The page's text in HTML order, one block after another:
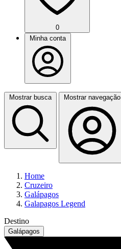
0
Minha conta
Mostrar busca Mostrar navegação
Home
Cruzeiro
Galápagos
Galapagos Legend
Destino
Galápagos